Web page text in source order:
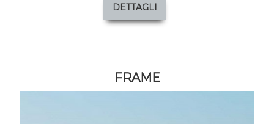
DETTAGLI
FRAME